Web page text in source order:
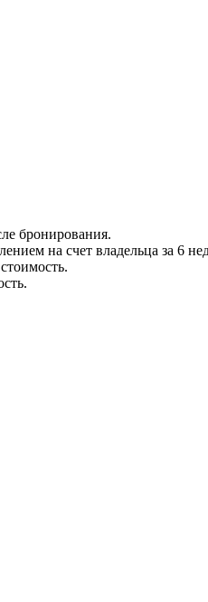
бронирования.
на счет владельца за 6